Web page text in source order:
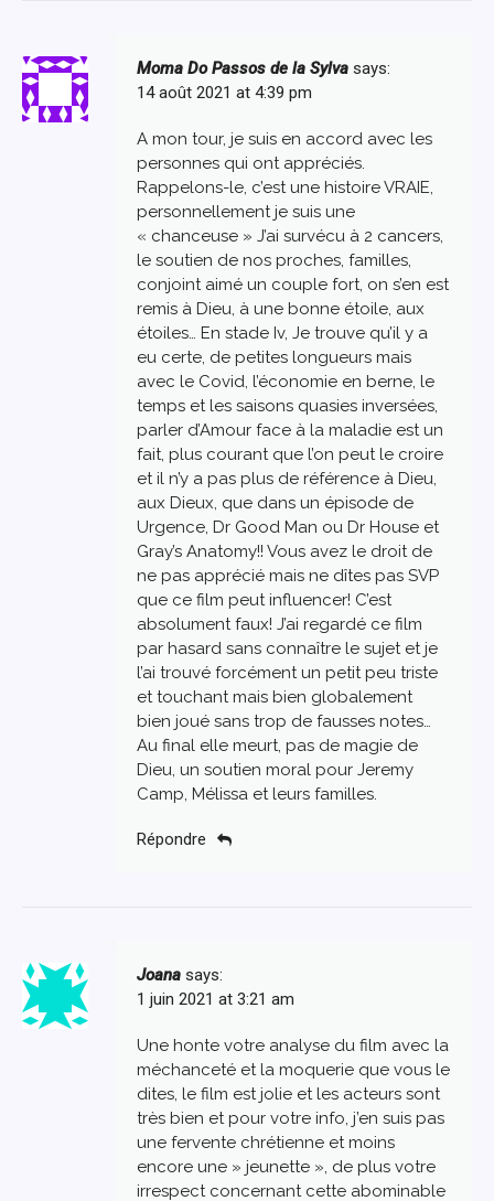
Moma Do Passos de la Sylva says:
14 août 2021 at 4:39 pm
A mon tour, je suis en accord avec les
personnes qui ont appréciés.
Rappelons-le, c’est une histoire VRAIE,
personnellement je suis une
« chanceuse » J’ai survécu à 2 cancers,
le soutien de nos proches, familles,
conjoint aimé un couple fort, on s’en est
remis à Dieu, à une bonne étoile, aux
étoiles… En stade Iv, Je trouve qu’il y a
eu certe, de petites longueurs mais
avec le Covid, l’économie en berne, le
temps et les saisons quasies inversées,
parler d’Amour face à la maladie est un
fait, plus courant que l’on peut le croire
et il n’y a pas plus de référence à Dieu,
aux Dieux, que dans un épisode de
Urgence, Dr Good Man ou Dr House et
Gray’s Anatomy!! Vous avez le droit de
ne pas apprécié mais ne dîtes pas SVP
que ce film peut influencer! C’est
absolument faux! J’ai regardé ce film
par hasard sans connaître le sujet et je
l’ai trouvé forcément un petit peu triste
et touchant mais bien globalement
bien joué sans trop de fausses notes…
Au final elle meurt, pas de magie de
Dieu, un soutien moral pour Jeremy
Camp, Mélissa et leurs familles.
Répondre
Joana says:
1 juin 2021 at 3:21 am
Une honte votre analyse du film avec la
méchanceté et la moquerie que vous le
dites, le film est jolie et les acteurs sont
très bien et pour votre info, j’en suis pas
une fervente chrétienne et moins
encore une » jeunette », de plus votre
irrespect concernant cette abominable